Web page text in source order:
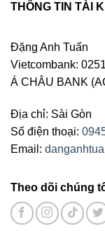
THÔNG TIN TÀI
Đặng Anh Tuấn
Vietcombank:
Á CHÂU BANK
Địa chỉ: Sài Gòn
Số điện thoại:
Email:
Theo dõi chúng